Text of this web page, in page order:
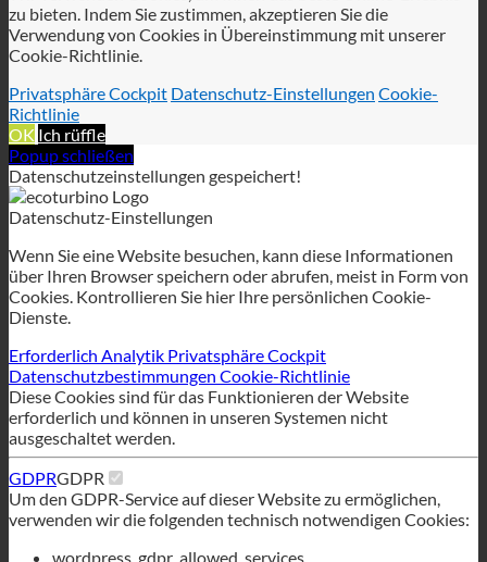
Datenschutzeinstellungen gespeichert!
Datenschutz-Einstellungen
Wenn Sie eine Website besuchen, kann diese Informationen
über Ihren Browser speichern oder abrufen, meist in Form von
Cookies. Kontrollieren Sie hier Ihre persönlichen Cookie-
Dienste.
ErforderlichAnalytik
Datenschutzbestimmungen
erforderlich und können in unseren Systemen nicht
ausgeschaltet werden.
GDPRGDPR
verwenden wir die folgenden technisch notwendigen Cookies:
wordpress_gdpr_allowed_services
wordpress_gdpr_cookies_abgelehnt
wordpress_gdpr_erste_zeit
wordpress_gdpr_erste_zeit_url
Technische CookiesTechnische Cookies
Um diese Website nutzen zu können, verwenden wir die
folgenden technisch notwendigen Cookies